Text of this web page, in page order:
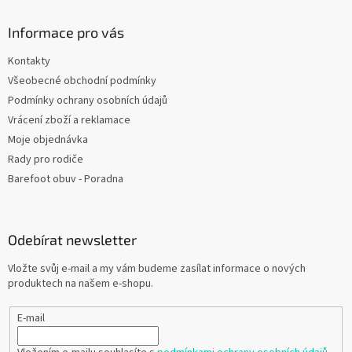
Informace pro vás
Kontakty
Všeobecné obchodní podmínky
Podmínky ochrany osobních údajů
Vrácení zboží a reklamace
Moje objednávka
Rady pro rodiče
Barefoot obuv - Poradna
Odebírat newsletter
Vložte svůj e-mail a my vám budeme zasílat informace o nových
produktech na našem e-shopu.
E-mail